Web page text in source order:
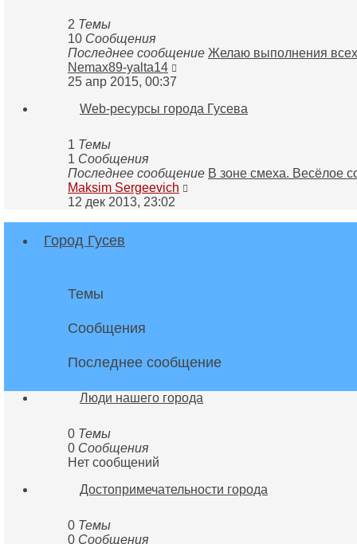
2 Темы
10 Сообщения
Последнее сообщение Желаю выполнения
Nemax89-yalta14
сообщению
25 апр 2015, 00:37
Web-ресурсы города Гусева
1 Темы
1 Сообщения
Последнее сообщение В зоне смеха. Весёлое
Maksim Sergeevich
12 дек 2013, 23:02
Город Гусев
Темы
Сообщения
Последнее сообщение
Люди нашего города
0 Темы
0 Сообщения
Нет сообщений
Достопримечательности города
0 Темы
0 Сообщения